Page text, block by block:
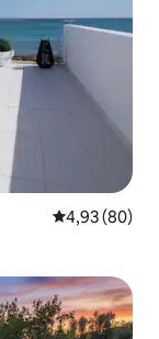
Classificação
4,93 (80)